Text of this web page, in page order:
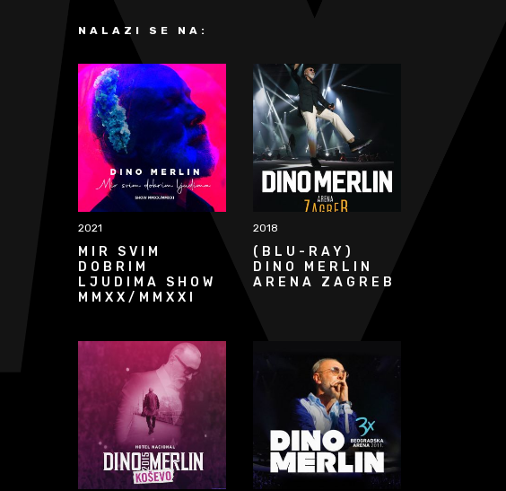
NALAZI SE NA:
2021
MIR SVIM
DOBRIM
LJUDIMA SHOW
MMXX/MMXXI
2018
(BLU-RAY)
DINO MERLIN
ARENA ZAGREB